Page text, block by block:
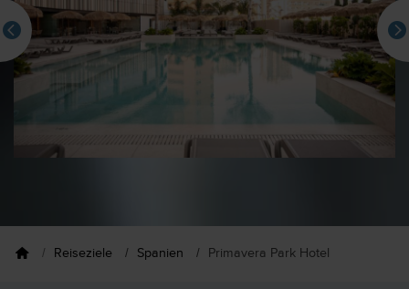
Reiseziele Spanien Primavera Park Hotel